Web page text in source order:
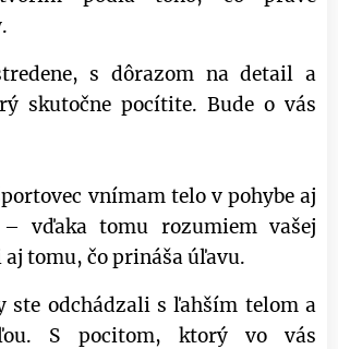
s dôrazom na detail a
skutočne pocítite. Bude o vás
vnímam telo v pohybe aj
vďaka tomu rozumiem vašej
tomu, čo prináša úľavu.
ste odchádzali s ľahším telom a
S pocitom, ktorý vo vás